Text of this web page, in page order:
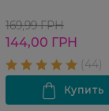
169,99 ГРН
144,00 ГРН